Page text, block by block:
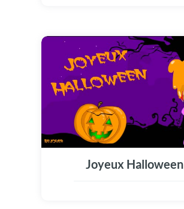
Joyeux Halloween